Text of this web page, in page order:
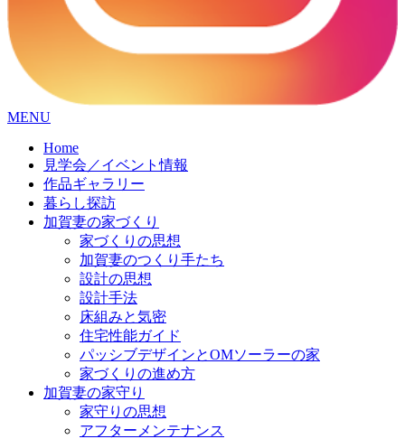
コ
MENU
Home
見学会／イベント情報
作品ギャラリー
暮らし探訪
加賀妻の家づくり
家づくりの思想
加賀妻のつくり手たち
設計の思想
設計手法
床組みと気密
住宅性能ガイド
パッシブデザインとOMソーラーの家
家づくりの進め方
加賀妻の家守り
家守りの思想
アフターメンテナンス